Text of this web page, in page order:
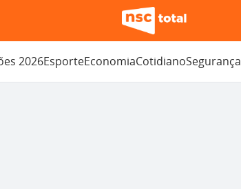
2026EsporteEconomiaCotidianoSegurança